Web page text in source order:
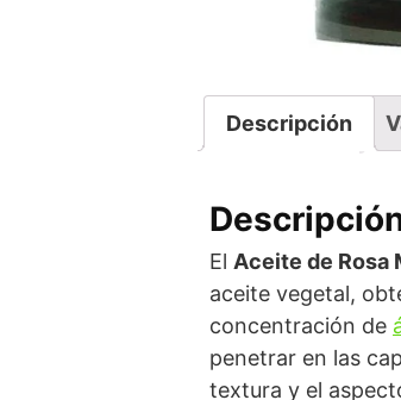
Descripción
El Aceite de Rosa
aceite vegetal,
concentración de
penetrar en las
textura y el